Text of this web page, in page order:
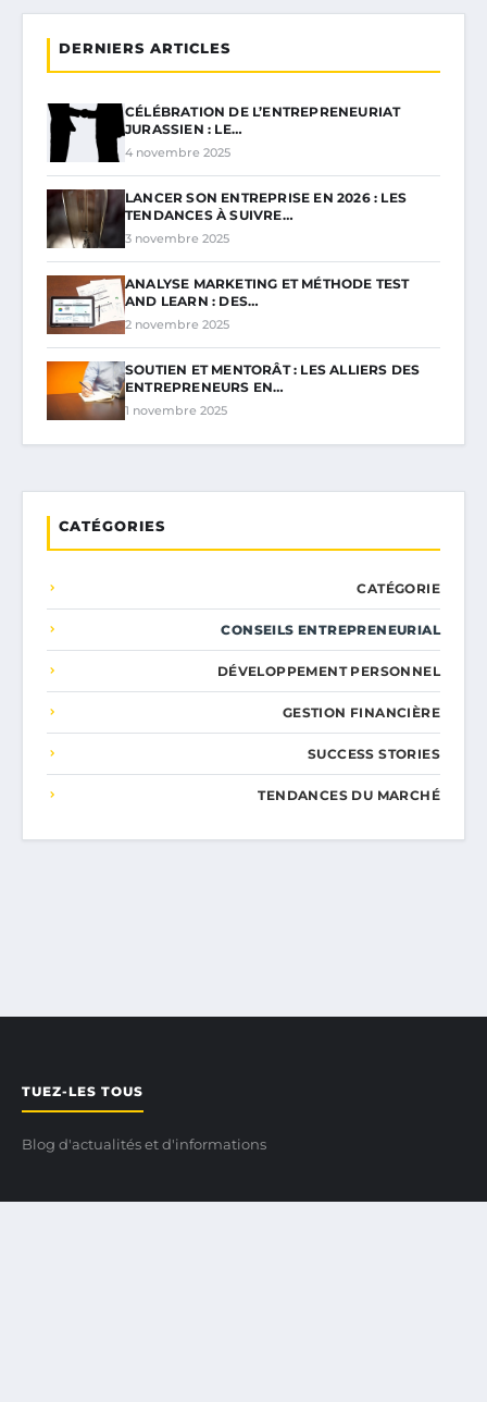
DERNIERS ARTICLES
CÉLÉBRATION DE L’ENTREPRENEURIAT
JURASSIEN : LE…
4 novembre 2025
LANCER SON ENTREPRISE EN 2026 : LES
TENDANCES À SUIVRE…
3 novembre 2025
ANALYSE MARKETING ET MÉTHODE TEST
AND LEARN : DES…
2 novembre 2025
SOUTIEN ET MENTORÂT : LES ALLIERS DES
ENTREPRENEURS EN…
1 novembre 2025
CATÉGORIES
CATÉGORIE
CONSEILS ENTREPRENEURIAL
DÉVELOPPEMENT PERSONNEL
GESTION FINANCIÈRE
SUCCESS STORIES
TENDANCES DU MARCHÉ
TUEZ-LES TOUS
Blog d'actualités et d'informations